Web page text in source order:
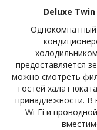
Deluxe
предоставляется
можно смотреть
гостей халат
принадлежности. В
Wi-Fi и